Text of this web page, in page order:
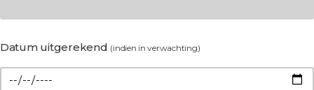
Datum uitgerekend (indien in verwachting)